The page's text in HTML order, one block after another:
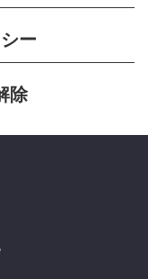
ー
除